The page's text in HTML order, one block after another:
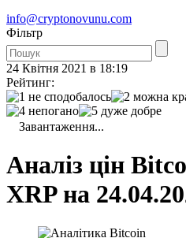
info@cryptonovunu.com
Фiльтр
24 Квітня 2021 в 18:19
Рейтинг:
Завантаження...
Аналіз цін
XRP на